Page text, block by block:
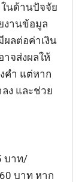
นด้านปัจจัย
งานข้อมูล
ผลต่อค่าเงิน
จส่งผลให้
คำ แต่หาก
ง และช่วย
บาท/
บาท หาก